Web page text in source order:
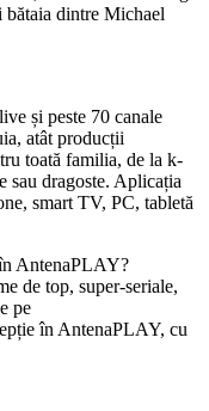
dintre Michael
și peste 70 canale
atât producții
toată familia, de la k-
sau dragoste. Aplicația
smart TV, PC, tabletă
AntenaPLAY?
de top, super-seriale,
pe
în AntenaPLAY, cu